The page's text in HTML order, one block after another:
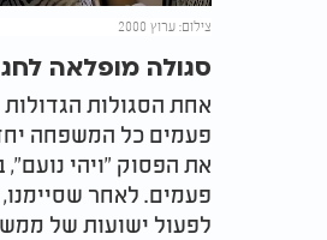
צילום: ערוץ 2000
סגולה מופלאה
אחת הסגולות
פעמים כל המשפחה
את הפסוק "ויהי
פעמים. לאחר
לפעול ישועות של